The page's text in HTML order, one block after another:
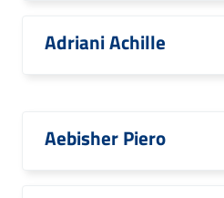
Adriani Achille
Aebisher Piero